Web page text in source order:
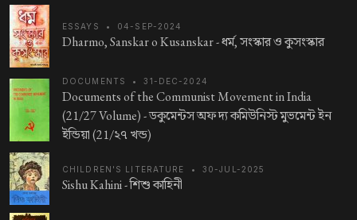
ESSAYS • 04-SEP-2024
Dharmo, Sanskar o Kusanskar -ধর্ম, সংস্কার ও কুসংস্কার
DOCUMENTS • 31-DEC-2024
Documents of the Communist Movement in India
(21/27 Volume) -ডকুমেন্টস অফ দ্য কমিউনিস্ট মুভমেন্ট ইন
ইন্ডিয়া (21/২৭ খন্ড)
CHILDREN'S LITERATURE • 30-JUL-2025
Sishu Kahini -শিশু কাহিনী